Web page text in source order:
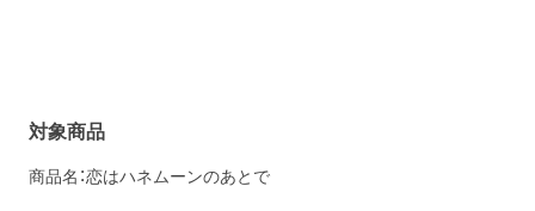
対象商品
商品名：恋はハネムーンのあとで